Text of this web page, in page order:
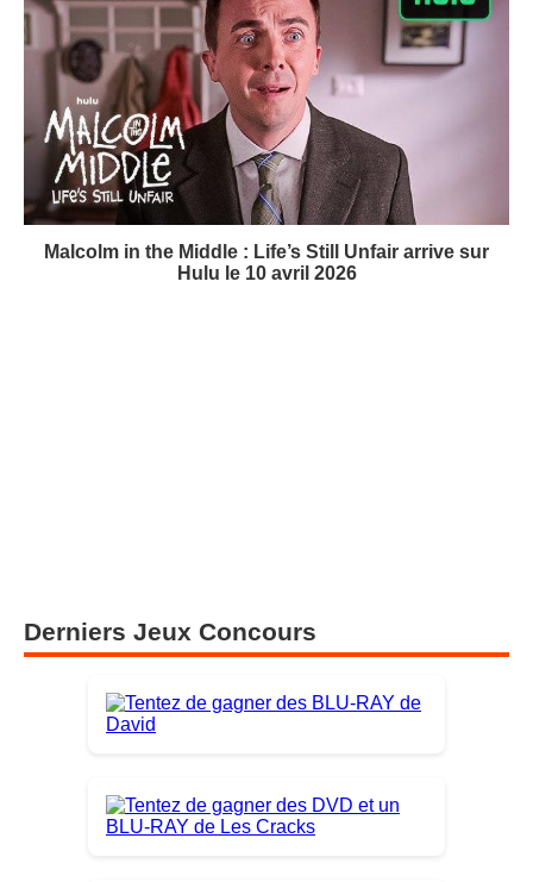
Malcolm in the Middle : Life’s Still Unfair arrive sur
Hulu le 10 avril 2026
Derniers Jeux Concours